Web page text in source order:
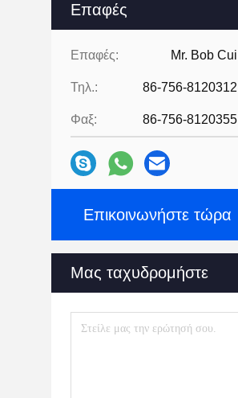
Επαφές
Επαφές: Mr. Bob Cui
Τηλ.: 86-756-8120312
Φαξ: 86-756-8120355
Επικοινωνήστε τώρα
Μας ταχυδρομήστε